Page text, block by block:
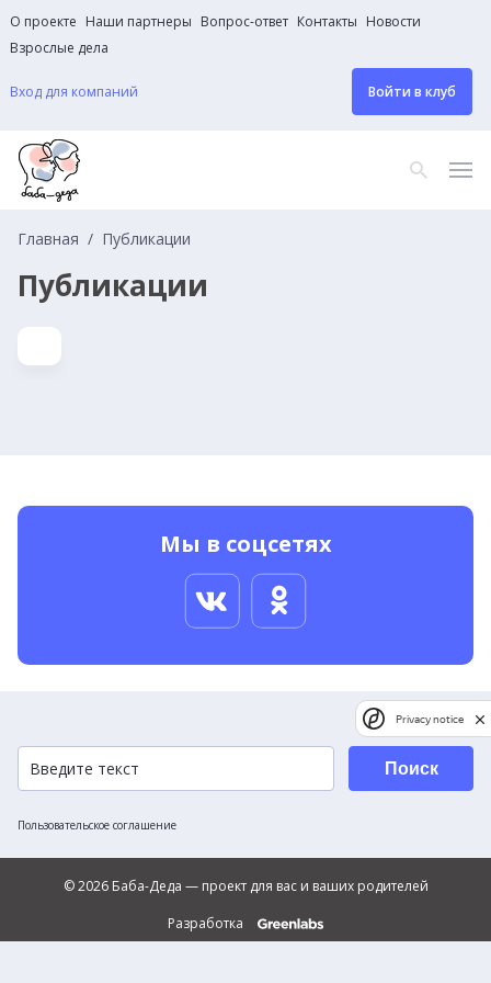
О проекте Наши партнеры Вопрос-ответ Контакты Новости
Взрослые дела
Вход для компаний Войти в клуб
Главная Публикации
Публикации
Мы в соцсетях
Пользовательское соглашение
Поиск
© 2026 Баба-Деда — проект для вас и ваших родителей
Разработка
Privacy notice